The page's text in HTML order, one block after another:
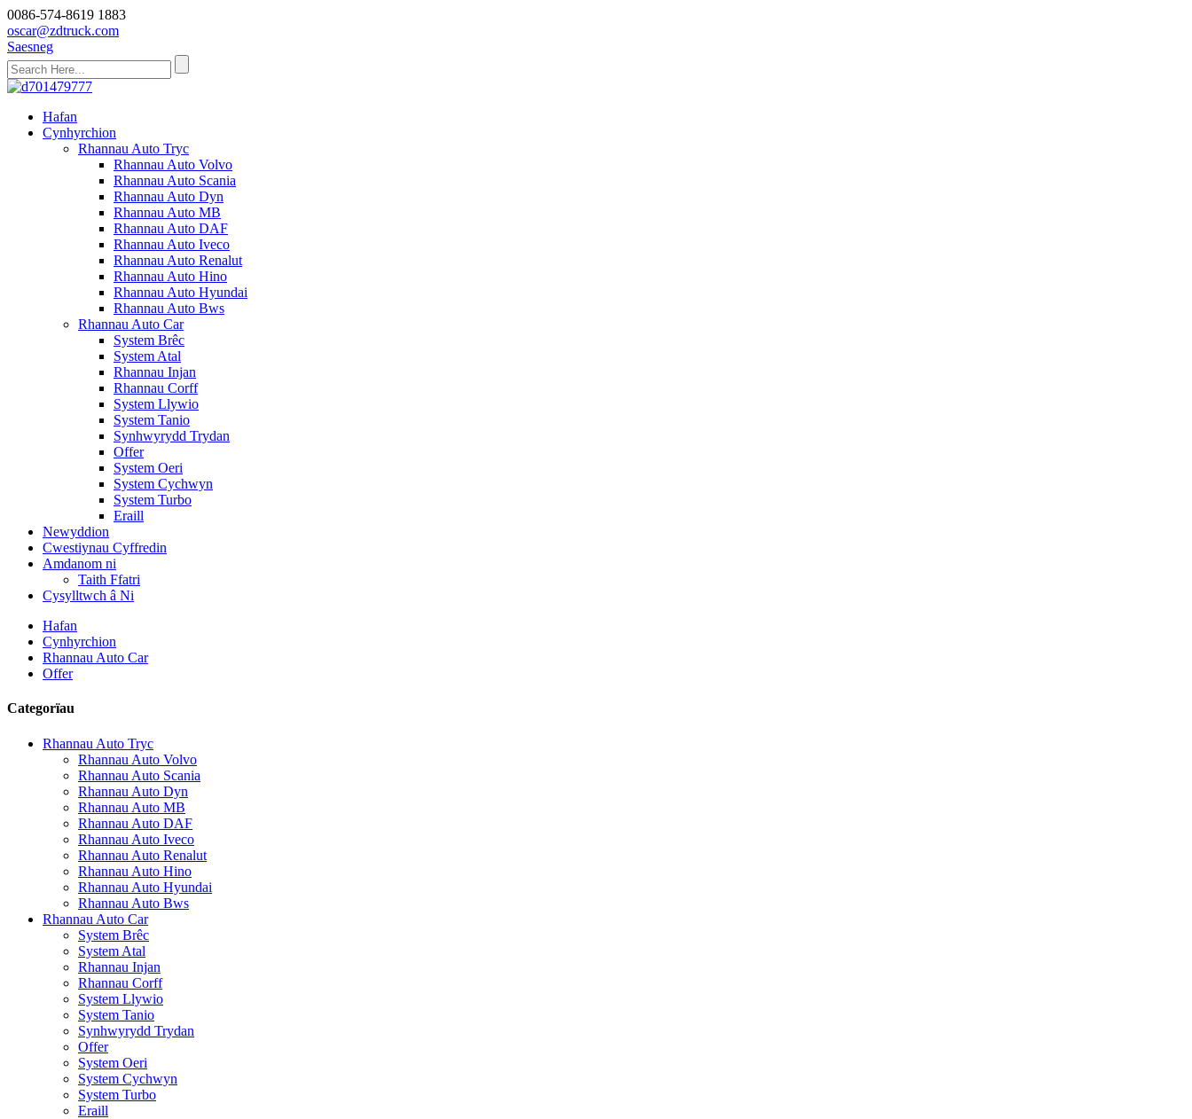
0086-574-8619 1883
oscar@zdtruck.com
Saesneg
Hafan
Cynhyrchion
Rhannau Auto Tryc
Rhannau Auto Volvo
Rhannau Auto Scania
Rhannau Auto Dyn
Rhannau Auto MB
Rhannau Auto DAF
Rhannau Auto Iveco
Rhannau Auto Renalut
Rhannau Auto Hino
Rhannau Auto Hyundai
Rhannau Auto Bws
Rhannau Auto Car
System Brêc
System Atal
Rhannau Injan
Rhannau Corff
System Llywio
System Tanio
Synhwyrydd Trydan
Offer
System Oeri
System Cychwyn
System Turbo
Eraill
Newyddion
Cwestiynau Cyffredin
Amdanom ni
Taith Ffatri
Cysylltwch â Ni
Hafan
Cynhyrchion
Rhannau Auto Car
Offer
Categorïau
Rhannau Auto Tryc
Rhannau Auto Volvo
Rhannau Auto Scania
Rhannau Auto Dyn
Rhannau Auto MB
Rhannau Auto DAF
Rhannau Auto Iveco
Rhannau Auto Renalut
Rhannau Auto Hino
Rhannau Auto Hyundai
Rhannau Auto Bws
Rhannau Auto Car
System Brêc
System Atal
Rhannau Injan
Rhannau Corff
System Llywio
System Tanio
Synhwyrydd Trydan
Offer
System Oeri
System Cychwyn
System Turbo
Eraill